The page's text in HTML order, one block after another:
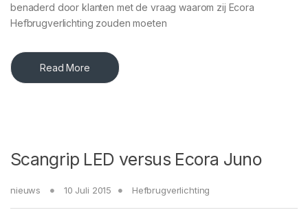
benaderd door klanten met de vraag waarom zij Ecora
Hefbrugverlichting zouden moeten
Read More
Scangrip LED versus Ecora Juno
nieuws 10 Juli 2015 Hefbrugverlichting